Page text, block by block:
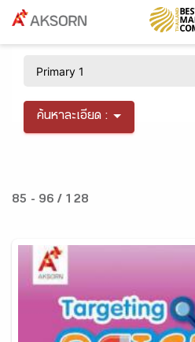
ค้นหาละเอียด :
85 - 96 / 128